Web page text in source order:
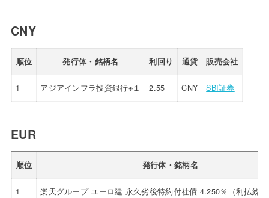
CNY
順位 発行体・銘柄名 利回り 通貨 販売会社
1 アジアインフラ投資銀行※１ 2.55 CNY SBI証券
EUR
順位 発行体・銘柄名
1 楽天グループ ユーロ建 永久劣後特約付社債 4.250％（利払繰